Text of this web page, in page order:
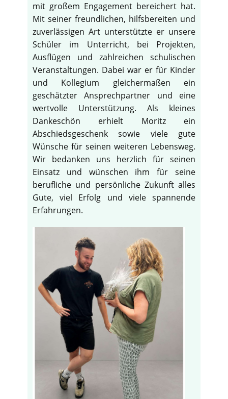
mit großem Engagement bereichert hat.
Mit seiner freundlichen, hilfsbereiten und
zuverlässigen Art unterstützte er unsere
Schüler im Unterricht, bei Projekten,
Ausflügen und zahlreichen schulischen
Veranstaltungen. Dabei war er für Kinder
und Kollegium gleichermaßen ein
geschätzter Ansprechpartner und eine
wertvolle Unterstützung. Als kleines
Dankeschön erhielt Moritz ein
Abschiedsgeschenk sowie viele gute
Wünsche für seinen weiteren Lebensweg.
Wir bedanken uns herzlich für seinen
Einsatz und wünschen ihm für seine
berufliche und persönliche Zukunft alles
Gute, viel Erfolg und viele spannende
Erfahrungen.